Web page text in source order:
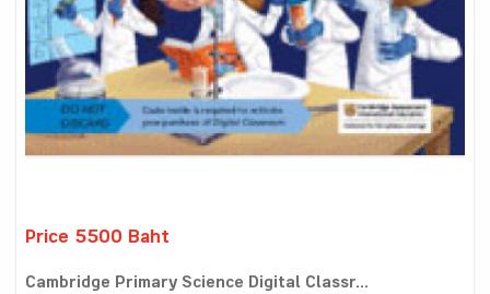
Price 5500 Baht
Cambridge Primary Science Digital Classr...